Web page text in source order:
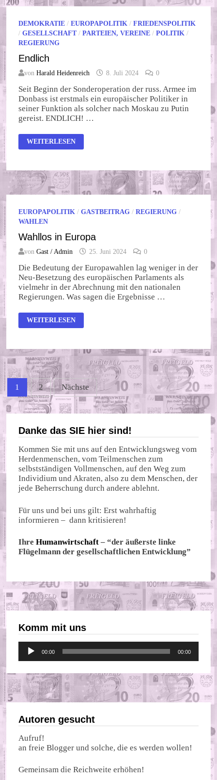
DEMOKRATIE /EUROPAPOLITIK /FRIEDENSPOLITIK
/GESELLSCHAFT/PARTEIEN, VEREINE /POLITIK /
REGIERUNG
Endlich
vonHarald Heidenreich 8. Juli 2024 0
Seit Beginn der Sonderoperation der russ. Armee im
Donbass ist erstmals ein europäischer Politiker in
seiner Funktion als solcher nach Moskau zu Putin
gereist. ENDLICH! …
ENDLICH
WEITERLESEN
EUROPAPOLITIK /GASTBEITRAG /REGIERUNG /
WAHLEN
Wahllos in Europa
vonGast / Admin 25. Juni 2024 0
Die Bedeutung der Europawahlen lag weniger in der
Neu-Besetzung des europäischen Parlaments als
vielmehr in der Abrechnung mit den nationalen
Regierungen. Was sagen die Ergebnisse …
WAHLLOS
IN
WEITERLESEN
Seitennummerierung
der
Beiträge
1 2 Nächste
Danke das SIE hier sind!
Kommen Sie mit uns auf den Entwicklungsweg vom
Herdenmenschen, vom Teilmenschen zum
selbstständigen Vollmenschen, auf den Weg zum
Individium und Akraten, also zu dem Menschen, der
jede Beherrschung durch andere ablehnt.
Für uns und bei uns gilt: Erst wahrhaftig
informieren – dann kritisieren!
IhreHumanwirtschaft – “der äußerste linke
Flügelmann der gesellschaftlichen Entwicklung”
Komm mit uns
Audio-
Player
00:00 00:00
Autoren gesucht
Aufruf!
an freie Blogger und solche, die es werden wollen!
Gemeinsam die Reichweite erhöhen!